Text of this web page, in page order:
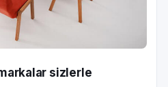
sizlerle